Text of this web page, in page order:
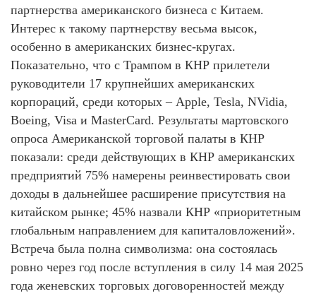
партнерства американского бизнеса с Китаем.
Интерес к такому партнерству весьма высок,
особенно в американских бизнес-кругах.
Показательно, что с Трампом в КНР прилетели
руководители 17 крупнейших американских
корпораций, среди которых – Apple, Tesla, NVidia,
Boeing, Visa и MasterCard. Результаты мартовского
опроса Американской торговой палаты в КНР
показали: среди действующих в КНР американских
предприятий 75% намерены реинвестировать свои
доходы в дальнейшее расширение присутствия на
китайском рынке; 45% назвали КНР «приоритетным
глобальным направлением для капиталовложений».
Встреча была полна символизма: она состоялась
ровно через год после вступления в силу 14 мая 2025
года женевских торговых договоренностей между